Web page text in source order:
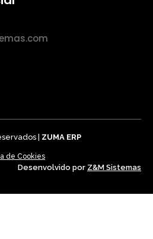
| ZUMA ERP
de Cookies
Desenvolvido por Z&M Sistemas